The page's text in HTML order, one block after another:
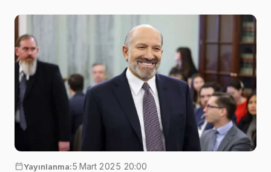
Yayınlanma:5 Mart 2025 20:00